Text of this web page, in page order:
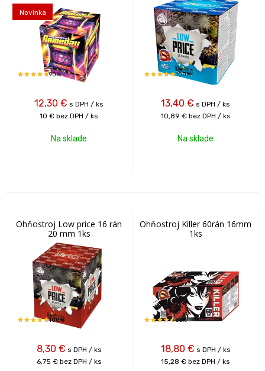
Novinka
90%
12,30 € s DPH / ks
10 € bez DPH / ks
Na sklade
100%
13,40 € s DPH / ks
10,89 € bez DPH / ks
Na sklade
Ohňostroj Low price 16 rán
20 mm 1ks
100%
8,30 € s DPH / ks
6,75 € bez DPH / ks
Ohňostroj Killer 60rán 16mm
1ks
83%
18,80 € s DPH / ks
15,28 € bez DPH / ks